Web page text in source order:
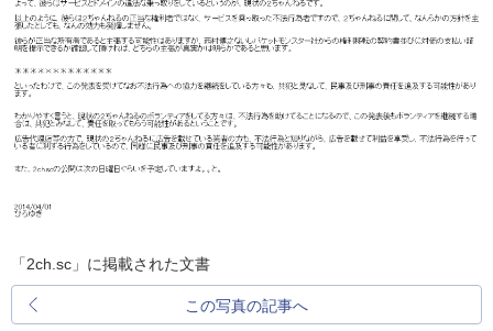
「2ch.sc」に掲載された文書
この写真の記事へ